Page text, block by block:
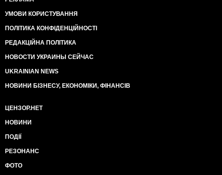
УМОВИ КОРИСТУВАННЯ
ПОЛІТИКА КОНФІДЕНЦІЙНОСТІ
РЕДАКЦІЙНА ПОЛІТИКА
НОВОСТИ УКРАИНЫ СЕЙЧАС
UKRAINIAN NEWS
НОВИНИ БІЗНЕСУ, ЕКОНОМІКИ, ФІНАНСІВ
ЦЕНЗОР.НЕТ
НОВИНИ
ПОДІЇ
РЕЗОНАНС
ФОТО